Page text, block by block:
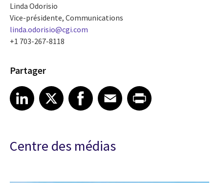
Linda Odorisio
Vice-présidente, Communications
linda.odorisio@cgi.com
+1 703-267-8118
Partager
Share article on LinkedIn
LinkedIn
Share article on XShare article on Facebook
Facebook
Share article on Email
EmailShare article on Print
Centre des médias